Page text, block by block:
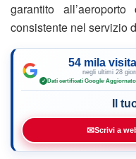
garantito
consistente nel servizio
54 mila
negli ultimi 28
✓ Dati certificati Google·Aggiornato
Il
✉Scrivi a